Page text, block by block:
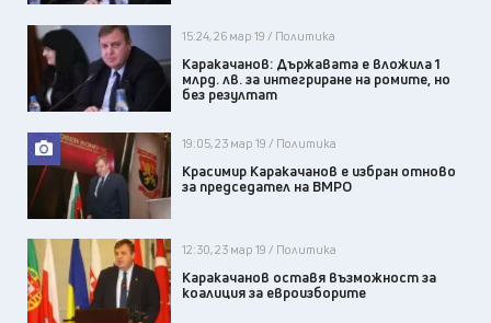
15:24, 26 мар 19 / Политика
Каракачанов: Държавата е вложила 1
млрд. лв. за интегриране на ромите, но
без резултат
19:05, 23 мар 19 / Политика
Красимир Каракачанов е избран отново
за председател на ВМРО
12:30, 23 мар 19 / Политика
Каракачанов оставя възможност за
коалиция за евроизборите